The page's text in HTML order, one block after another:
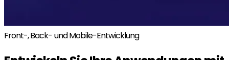
Front-, Back- und Mobile-Entwicklung